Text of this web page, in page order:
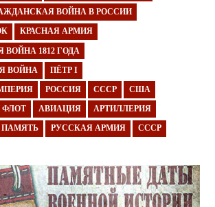
ВОЙНА В РОССИИ
КРАСНАЯ АРМИЯ
1812 ГОДА
ВОЙНА ПЁТР I
РОССИЯ СССР США
ФЛОТ АВИАЦИЯ АРТИЛЛЕРИЯ
ПАМЯТЬ РУССКАЯ АРМИЯ СССР